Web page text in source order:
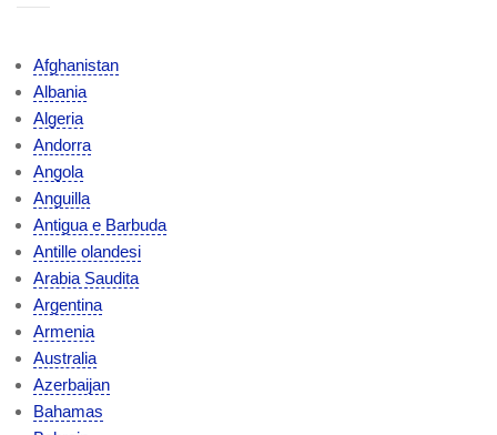
Afghanistan
Albania
Algeria
Andorra
Angola
Anguilla
Antigua e Barbuda
Antille olandesi
Arabia Saudita
Argentina
Armenia
Australia
Azerbaijan
Bahamas